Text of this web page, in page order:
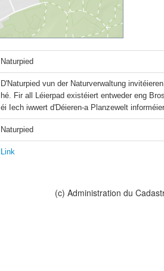
Naturpied
D'Naturpied vun der Naturverwaltung
hé. Fir all Léierpad existéiert entweder eng
éi Iech iwwert d'Déieren-a Planzewelt
Naturpied
Link
(c) Administration du